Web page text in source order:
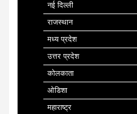
नई दिल्ली
राजस्थान
मध्य प्रदेश
उत्तर प्रदेश
कोलकाता
ओडिशा
महाराष्ट्र